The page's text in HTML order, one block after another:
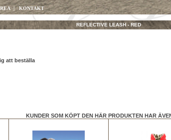
REA|KONTAKT
REFLECTIVE LEASH - RED
att beställa
KUNDER SOM KÖPT DEN HÄR PRODUKTEN HAR